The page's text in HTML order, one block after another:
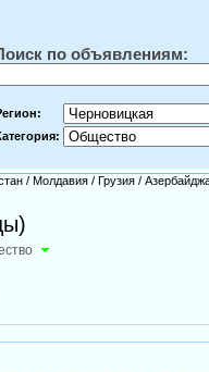
по объявлениям:
/ Молдавия / Грузия /